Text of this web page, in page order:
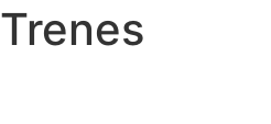
Trenes